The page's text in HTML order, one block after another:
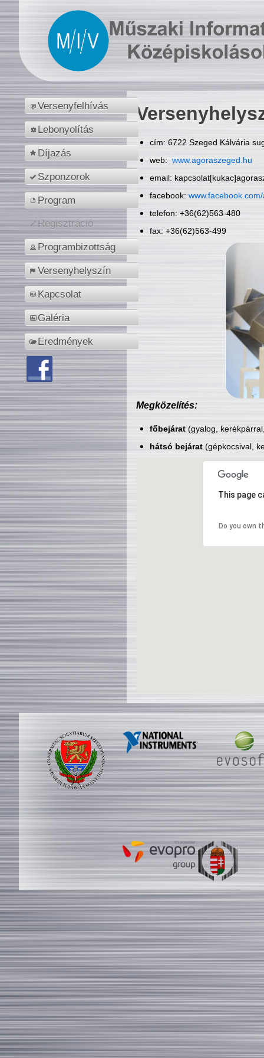
Versenyfelhívás
Lebonyolítás
Díjazás
Szponzorok
Program
Regisztráció
Programbizottság
Versenyhelyszín
Kapcsolat
Galéria
Eredmények
cím: 6722 Szeged Kálvária
web: www.agoraszeged.hu
email:
facebook:
telefon: +36(62)563-480
fax: +36(62)563-499
Megközelítés:
főbejárat(gyalog,
hátsó bejárat(gépkocsival,
This page
Do you own